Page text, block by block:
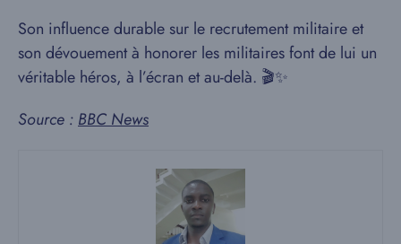
Son influence durable sur le recrutement militaire et
son dévouement à honorer les militaires font de lui un
véritable héros, à l’écran et au-delà. 🎬✨
Source : BBC News